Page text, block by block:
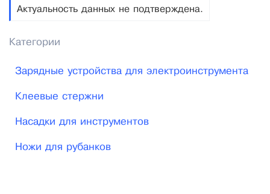
Актуальность данных не подтверждена.
Категории
Зарядные устройства для электроинструмента
Клеевые стержни
Насадки для инструментов
Ножи для рубанков